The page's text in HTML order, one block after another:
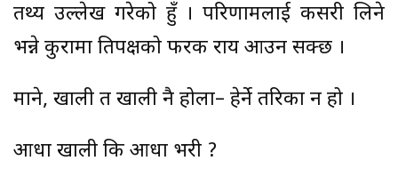
तथ्य उल्लेख गरेको हुँ । परिणामलाई कसरी लिने
भन्ने कुरामा प्रतिपक्षको फरक राय आउन सक्छ ।
माने, खाली त खाली नै होला– हेर्ने तरिका न हो ।
आधा खाली कि आधा भरी ?